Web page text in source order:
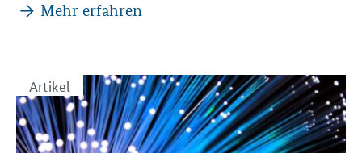
Mehr erfahren
Artikel